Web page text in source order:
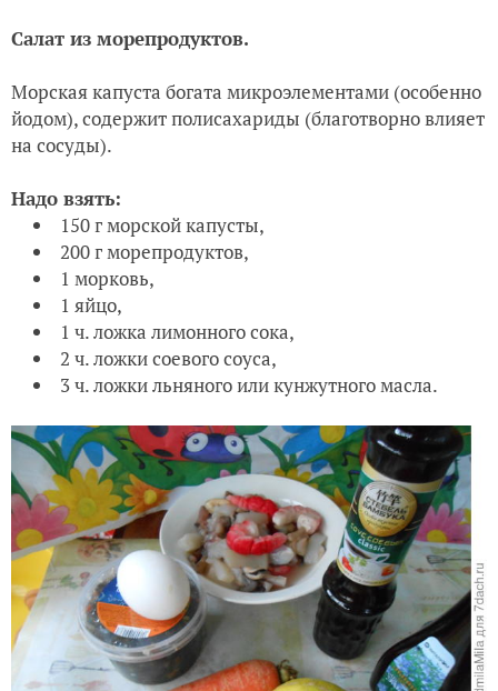
Салат из морепродуктов.
Морская капуста богата микроэлементами (особенно
йодом), содержит полисахариды (благотворно влияет
на сосуды).
Надо взять:
150 г морской капусты,
200 г морепродуктов,
1 морковь,
1 яйцо,
1 ч. ложка лимонного сока,
2 ч. ложки соевого соуса,
3 ч. ложки льняного или кунжутного масла.